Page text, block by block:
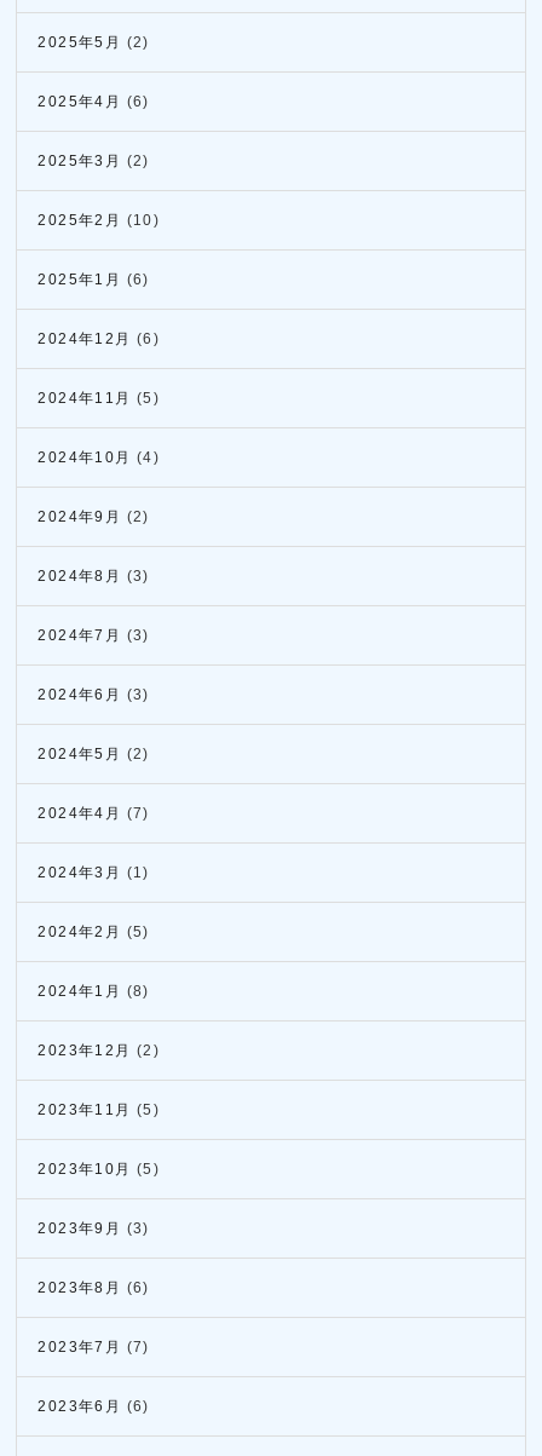
2025年5月 (2)
2025年4月 (6)
2025年3月 (2)
2025年2月 (10)
2025年1月 (6)
2024年12月 (6)
2024年11月 (5)
2024年10月 (4)
2024年9月 (2)
2024年8月 (3)
2024年7月 (3)
2024年6月 (3)
2024年5月 (2)
2024年4月 (7)
2024年3月 (1)
2024年2月 (5)
2024年1月 (8)
2023年12月 (2)
2023年11月 (5)
2023年10月 (5)
2023年9月 (3)
2023年8月 (6)
2023年7月 (7)
2023年6月 (6)